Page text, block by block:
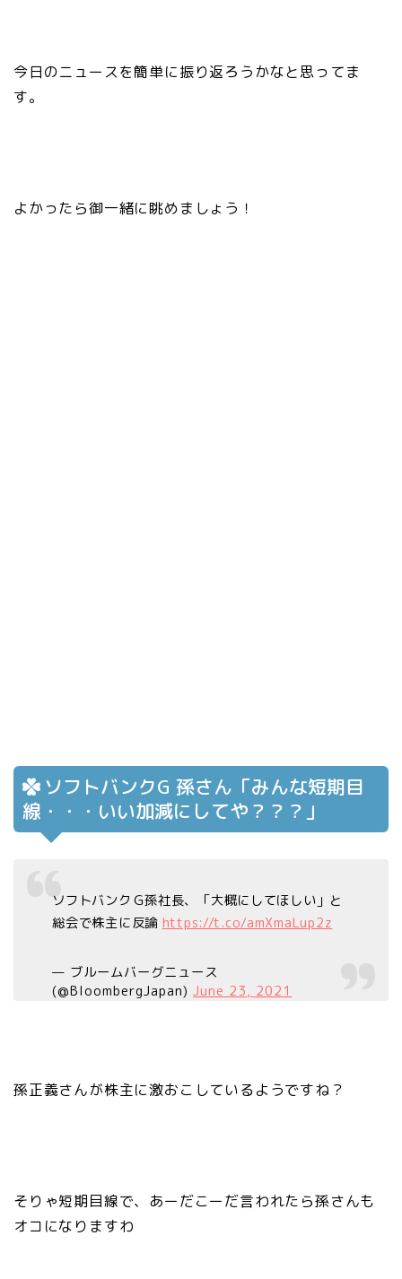
今日のニュースを簡単に振り返ろうかなと思ってま
す。
よかったら御一緒に眺めましょう！
ソフトバンクG 孫さん「みんな短期目
線・・・いい加減にしてや？？？」
ソフトバンクＧ孫社長、「大概にしてほしい」と
総会で株主に反論 https://t.co/amXmaLup2z
— ブルームバーグニュース
(@BloombergJapan)June 23, 2021
孫正義さんが株主に激おこしているようですね？
そりゃ短期目線で、あーだこーだ言われたら孫さんも
オコになりますわ